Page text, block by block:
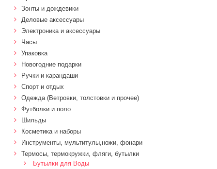
Зонты и дождевики
Деловые аксессуары
Электроника и аксессуары
Часы
Упаковка
Новогодние подарки
Ручки и карандаши
Спорт и отдых
Одежда (Ветровки, толстовки и прочее)
Футболки и поло
Шильды
Косметика и наборы
Инструменты, мультитулы,ножи, фонари
Термосы, термокружки, фляги, бутылки
Бутылки для Воды